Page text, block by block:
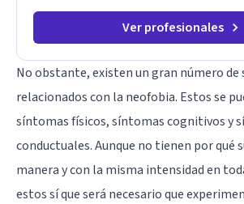
Ver profesionales
No obstante, existen un gran número
relacionados con la neofobia. Estos se
síntomas físicos, síntomas cognitivos y
conductuales. Aunque no tienen por qué
manera y con la misma intensidad en
estos sí que será necesario que